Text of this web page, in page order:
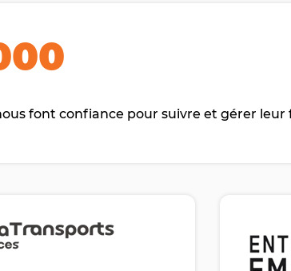
font confiance pour suivre et gérer leur